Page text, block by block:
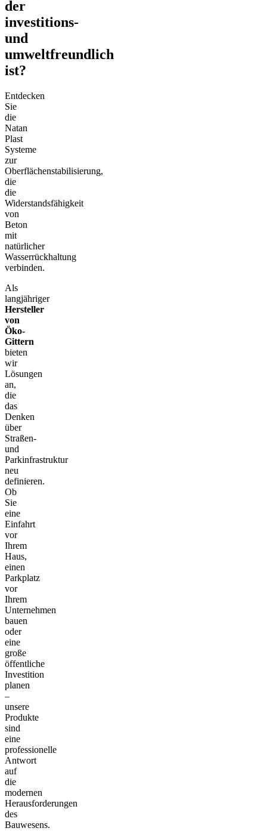
der
investitions-
und
umweltfreundlich
ist?
Entdecken
Sie
die
Natan
Plast
Systeme
zur
Oberflächenstabilisierung,
die
die
Widerstandsfähigkeit
von
Beton
mit
natürlicher
Wasserrückhaltung
verbinden.
Als
langjähriger
Hersteller
von
Öko-
Gittern
bieten
wir
Lösungen
an,
die
das
Denken
über
Straßen-
und
Parkinfrastruktur
neu
definieren.
Ob
Sie
eine
Einfahrt
vor
Ihrem
Haus,
einen
Parkplatz
vor
Ihrem
Unternehmen
bauen
oder
eine
große
öffentliche
Investition
planen
–
unsere
Produkte
sind
eine
professionelle
Antwort
auf
die
modernen
Herausforderungen
des
Bauwesens.